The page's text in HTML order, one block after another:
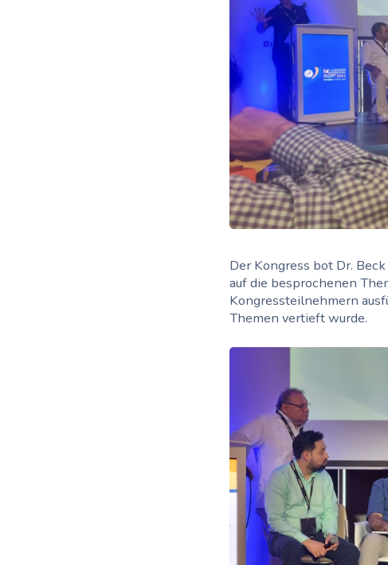
Der Kongress bot Dr.
auf die besprochenen
Kongressteilnehmern
Themen vertieft wurde.